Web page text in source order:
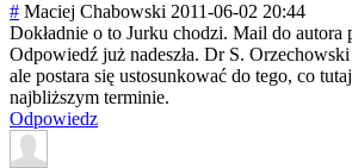
# Maciej Chabowski 2011-06-02 20:44
Dokładnie o to Jurku chodzi. Mail do autora
Odpowiedź już nadeszła. Dr S.
ale postara się ustosunkować do tego, co
najbliższym terminie.
Odpowiedz